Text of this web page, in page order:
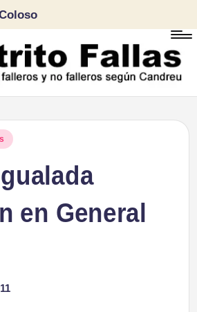
en General